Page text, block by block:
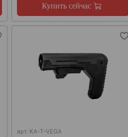
Купить сейчас
арт. KA-T-VEGA